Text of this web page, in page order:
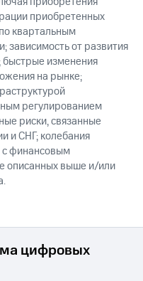
приобретенных
квартальным
зависимость от развития
быстрые изменения
на рынке;
регулированием
риски, связанные
и СНГ; колебания
с финансовым
описанных выше и/или
цифровых